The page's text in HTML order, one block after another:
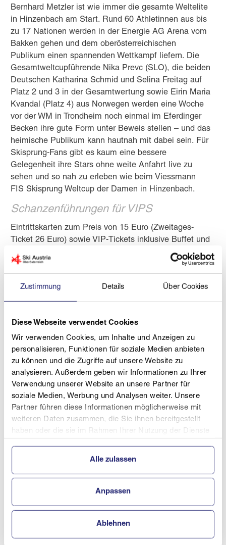
Zustimmung Details Über Cookies
Diese Webseite verwendet Cookies
Wir verwenden Cookies, um Inhalte und Anzeigen zu
personalisieren, Funktionen für soziale Medien anbieten
zu können und die Zugriffe auf unsere Website zu
analysieren. Außerdem geben wir Informationen zu Ihrer
Verwendung unserer Website an unsere Partner für
soziale Medien, Werbung und Analysen weiter. Unsere
Partner führen diese Informationen möglicherweise mit
weiteren Daten zusammen, die Sie ihnen bereitgestellt
Alle zulassen
Anpassen
Ablehnen
Bernhard Metzler ist wie immer die gesamte Weltelite
in Hinzenbach am Start. Rund 60 Athletinnen aus bis
zu 17 Nationen werden in der Energie AG Arena vom
Bakken gehen und dem oberösterreichischen
Publikum einen spannenden Wettkampf liefern. Die
Gesamtweltcupführende Nika Prevc (SLO), die beiden
Deutschen Katharina Schmid und Selina Freitag auf
Platz 2 und 3 in der Gesamtwertung sowie Eirin Maria
Kvandal (Platz 4) aus Norwegen werden eine Woche
vor der WM in Trondheim noch einmal im Eferdinger
Becken ihre gute Form unter Beweis stellen – und das
heimische Publikum kann hautnah mit dabei sein. Für
Skisprung-Fans gibt es kaum eine bessere
Gelegenheit ihre Stars ohne weite Anfahrt live zu
sehen und so nah zu erleben wie beim Viessmann
FIS Skisprung Weltcup der Damen in Hinzenbach.
Schanzenführungen für VIPS
Eintrittskarten zum Preis von 15 Euro (Zweitages-
Ticket 26 Euro) sowie VIP-Tickets inklusive Buffet und
Schanzenführungen können online auf
https://www.ticket-
onlineshop.com/ols/skiaustria/degekauft werden.
Übrigens: Karten im Online-Verkauf sind immer
billiger als direkt an der Tageskasse gekaufte Tickets!
Zeitplan
Samstag, 22.02.2025:
09:00 Uhr: Offizielles Training – 2 Durchgänge
10:30 Uhr: Qualifikation
12:00 Uhr: Wettkampf – 2 Durchgänge
13:30 Uhr: Siegerehrung